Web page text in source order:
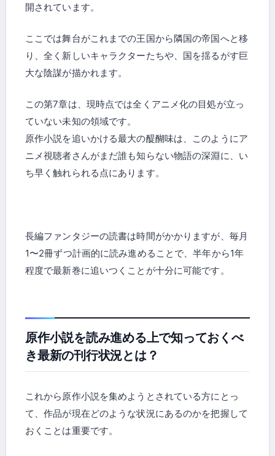
開されています。
ここでは舞台がこれまでの王国から隣国の帝国へと移
り、全く新しいキャラクターたちや、国を揺るがす巨
大な陰謀が描かれます。
この第7章は、現時点では全くアニメ化の目処が立っ
ていない未知の領域です。
原作小説を追いかける最大の醍醐味は、このようにア
ニメ視聴者さんがまだ誰も知らない物語の深淵に、い
ち早く触れられる点にあります。
長編ファンタジーの読書は時間がかかりますが、毎月
1〜2冊ずつ計画的に読み進めることで、半年から1年
程度で最新巻に追いつくことが十分に可能です。
原作小説を読み進める上で知っておくべ
き最新の刊行状況とは？
これから原作小説を集めようとされている方にとっ
て、作品が現在どのような状況にあるのかを把握して
おくことは重要です。